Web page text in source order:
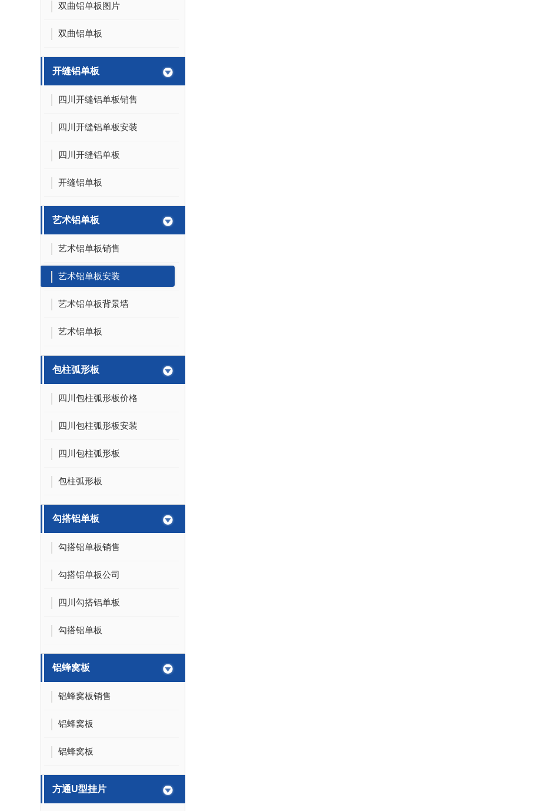
双曲铝单板图片
双曲铝单板
开缝铝单板
四川开缝铝单板销售
四川开缝铝单板安装
四川开缝铝单板
开缝铝单板
艺术铝单板
艺术铝单板销售
艺术铝单板安装
艺术铝单板背景墙
艺术铝单板
包柱弧形板
四川包柱弧形板价格
四川包柱弧形板安装
四川包柱弧形板
包柱弧形板
勾搭铝单板
勾搭铝单板销售
勾搭铝单板公司
四川勾搭铝单板
勾搭铝单板
铝蜂窝板
铝蜂窝板销售
铝蜂窝板
铝蜂窝板
方通U型挂片